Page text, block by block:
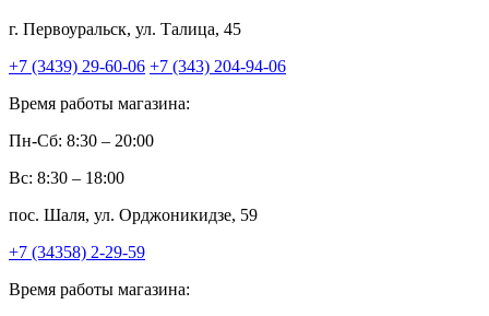
г. Первоуральск, ул. Талица, 45
+7 (3439) 29-60-06 +7 (343) 204-94-06
Время работы магазина:
Пн-Сб: 8:30 – 20:00
Вс: 8:30 – 18:00
пос. Шаля, ул. Орджоникидзе, 59
+7 (34358) 2-29-59
Время работы магазина: